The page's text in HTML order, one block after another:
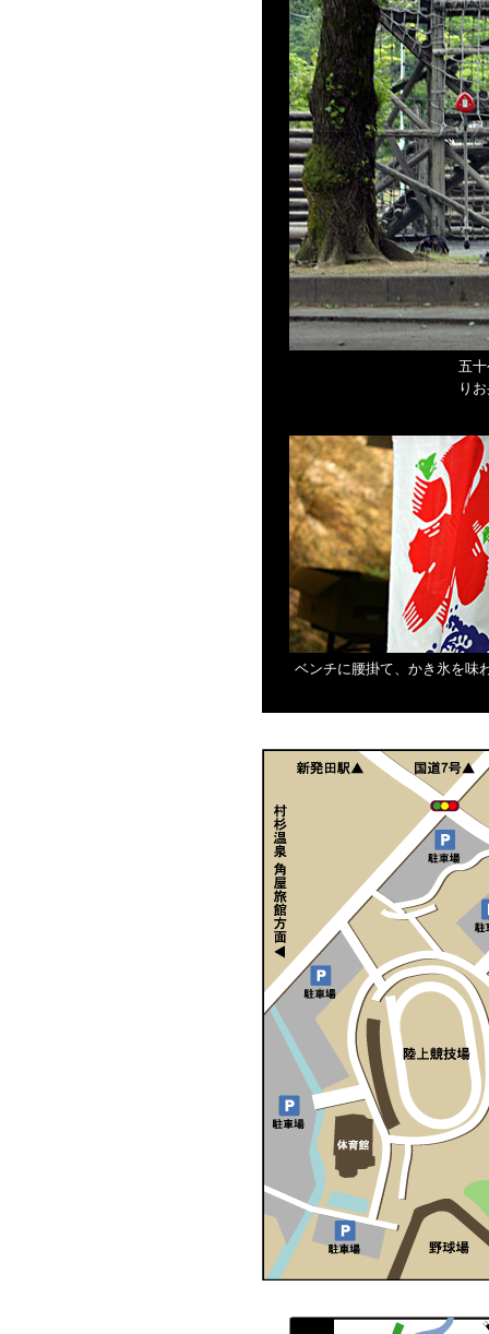
五
り
ベンチに腰掛て、かき氷を味